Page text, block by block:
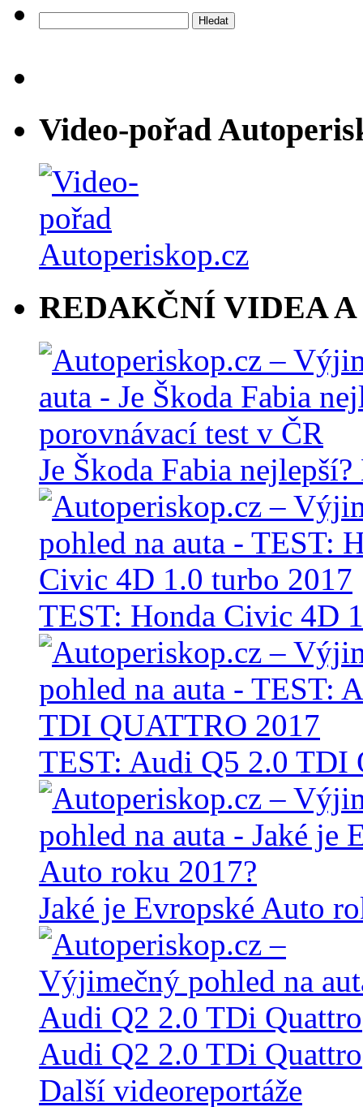
Video-pořad
REDAKČNÍ VIDEA A
Je Škoda Fabia
TEST: Honda Civic 4D
TEST: Audi Q5 2.0 TDI
Jaké je Evropské Auto
Audi Q2 2.0 TDi Quattro
Další videoreportáže